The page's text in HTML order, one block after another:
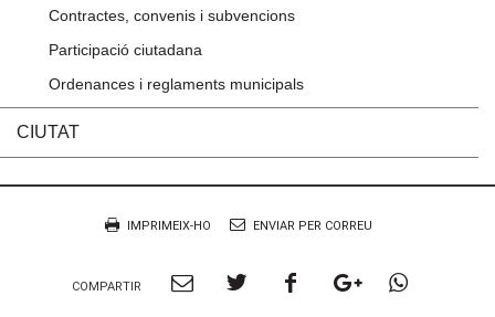
Contractes, convenis i subvencions
Participació ciutadana
Ordenances i reglaments municipals
CIUTAT
Document
IMPRIMEIX-HO ENVIAR PER CORREU
COMPARTIR
CompartirCompartirCompartirCompartir